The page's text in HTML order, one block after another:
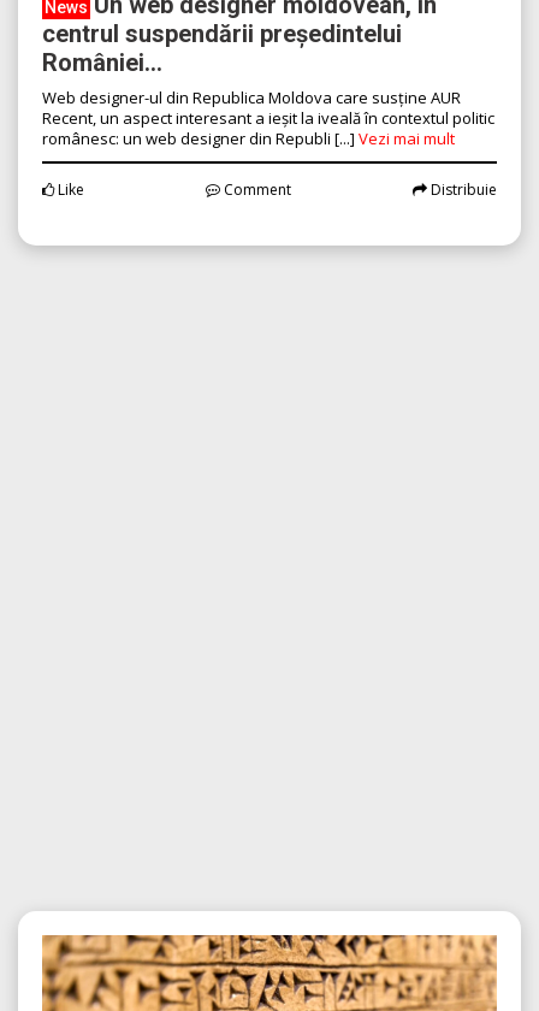
News
centrul suspendării președintelui
României...
Web designer-ul din Republica Moldova care susține AUR
Recent, un aspect interesant a ieșit la iveală în contextul politic
românesc: un web designer din Republi [...] Vezi mai mult
Like Comment Distribuie